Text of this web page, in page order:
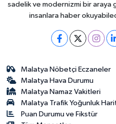
sadelik ve modernizmi bir araya
insanlara haber
Malatya Nöbetçi Eczaneler
Malatya Hava Durumu
Malatya Namaz Vakitleri
Malatya Trafik Yoğunluk
Puan Durumu ve Fikstür